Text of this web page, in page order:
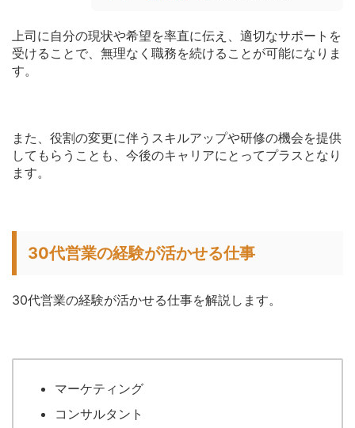
上司に自分の現状や希望を率直に伝え、適切なサポートを
受けることで、無理なく職務を続けることが可能になりま
す。
また、役割の変更に伴うスキルアップや研修の機会を提供
してもらうことも、今後のキャリアにとってプラスとなり
ます。
30代営業の経験が活かせる仕事
30代営業の経験が活かせる仕事を解説します。
マーケティング
コンサルタント